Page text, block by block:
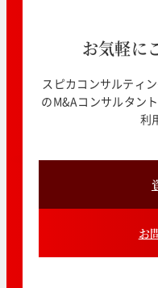
お気軽に
スピカコンサルティ
のM&Aコンサルタン
利
お